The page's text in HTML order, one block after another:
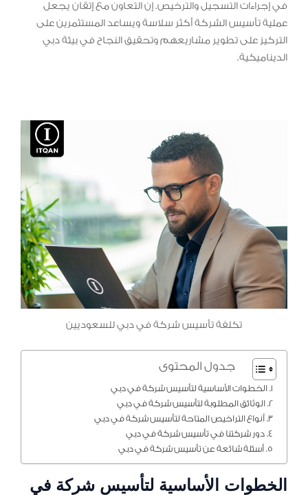
في إجراءات التسجيل والترخيص. إن التعاون مع إتقان يجعل
عملية تأسيس الشركة أكثر سلاسة ويساعد المستثمرين على
التركيز على تطوير مشاريعهم وتحقيق النجاح في بيئة دبي
الديناميكية.
تكلفة تأسيس شركة في دبي للسعوديين
جدول المحتوى
الخطوات الأساسية لتأسيس شركة في دبي
الوثائق المطلوبة لتأسيس شركة في دبي
أنواع التراخيص المتاحة لتأسيس شركة في دبي
دور شركتنا في تأسيس شركة في دبي
أسئلة شائعة عن تأسيس شركة في دبي
الخطوات الأساسية لتأسيس شركة في